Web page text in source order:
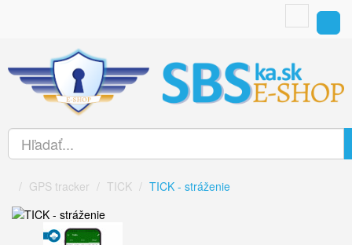
GPS tracker TICK TICK - stráženie